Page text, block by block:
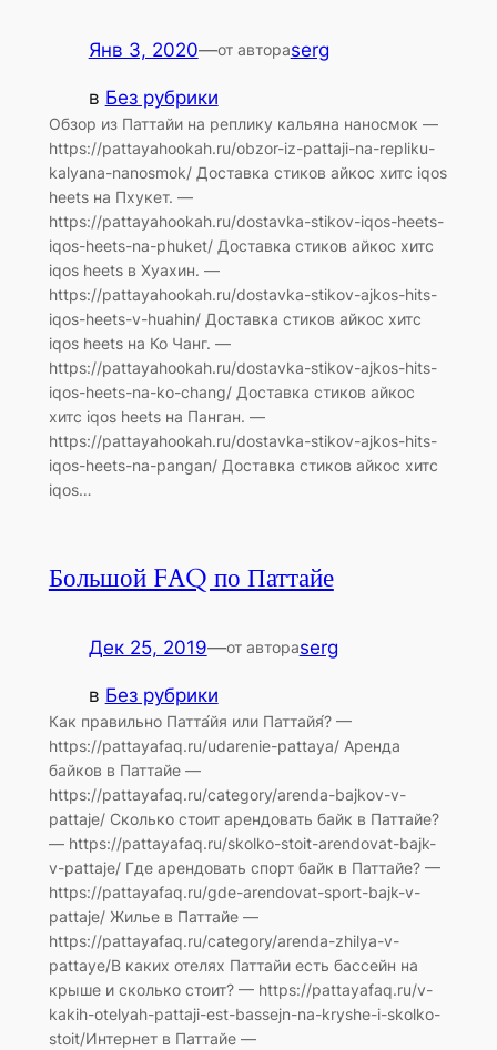
Янв 3, 2020—от автораserg
в Без рубрики
Обзор из Паттайи на реплику кальяна наносмок —
https://pattayahookah.ru/obzor-iz-pattaji-na-repliku-
kalyana-nanosmok/ Доставка стиков айкос хитс iqos
heets на Пхукет. —
https://pattayahookah.ru/dostavka-stikov-iqos-heets-
iqos-heets-na-phuket/ Доставка стиков айкос хитс
iqos heets в Хуахин. —
https://pattayahookah.ru/dostavka-stikov-ajkos-hits-
iqos-heets-v-huahin/ Доставка стиков айкос хитс
iqos heets на Ко Чанг. —
https://pattayahookah.ru/dostavka-stikov-ajkos-hits-
iqos-heets-na-ko-chang/ Доставка стиков айкос
хитс iqos heets на Панган. —
https://pattayahookah.ru/dostavka-stikov-ajkos-hits-
iqos-heets-na-pangan/ Доставка стиков айкос хитс
iqos…
Большой FAQ по Паттайе
Дек 25, 2019—от автораserg
в Без рубрики
Как правильно Патта́йя или Паттайя́? —
https://pattayafaq.ru/udarenie-pattaya/ Аренда
байков в Паттайе —
https://pattayafaq.ru/category/arenda-bajkov-v-
pattaje/ Сколько стоит арендовать байк в Паттайе?
— https://pattayafaq.ru/skolko-stoit-arendovat-bajk-
v-pattaje/ Где арендовать спорт байк в Паттайе? —
https://pattayafaq.ru/gde-arendovat-sport-bajk-v-
pattaje/ Жилье в Паттайе —
https://pattayafaq.ru/category/arenda-zhilya-v-
pattaye/В каких отелях Паттайи есть бассейн на
крыше и сколько стоит? — https://pattayafaq.ru/v-
kakih-otelyah-pattaji-est-bassejn-na-kryshe-i-skolko-
stoit/Интернет в Паттайе —